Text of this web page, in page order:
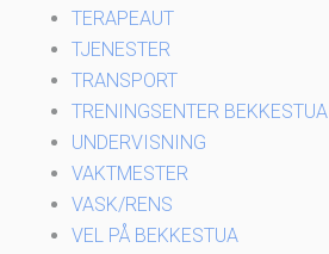
TERAPEAUT
TJENESTER
TRANSPORT
TRENINGSENTER BEKKESTUA
UNDERVISNING
VAKTMESTER
VASK/RENS
VEL PÅ BEKKESTUA